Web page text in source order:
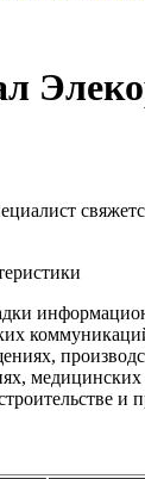
медицинских
и